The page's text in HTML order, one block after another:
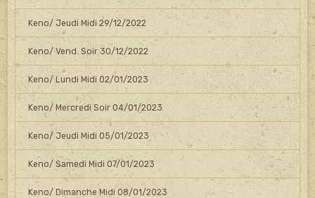
Keno/ Jeudi Midi 29/12/2022
Keno/ Vend. Soir 30/12/2022
Keno/ Lundi Midi 02/01/2023
Keno/ Mercredi Soir 04/01/2023
Keno/ Jeudi Midi 05/01/2023
Keno/ Samedi Midi 07/01/2023
Keno/ Dimanche Midi 08/01/2023